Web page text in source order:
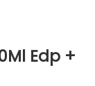
Edp +